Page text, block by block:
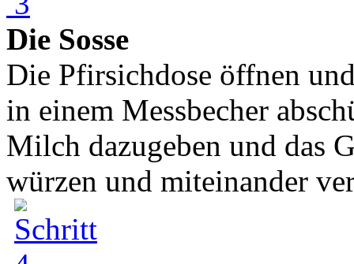
Die Sosse
Die Pfirsichdose öffnen
in einem Messbecher
Milch dazugeben und das
würzen und miteinander